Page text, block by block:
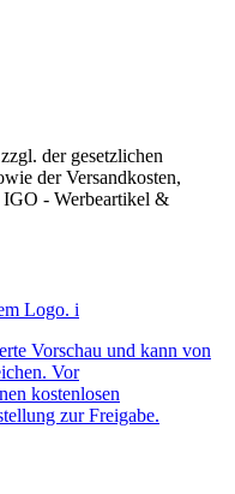
der gesetzlichen
der Versandkosten,
- Werbeartikel &
Logo. i
Vorschau und kann von
Vor
kostenlosen
zur Freigabe.